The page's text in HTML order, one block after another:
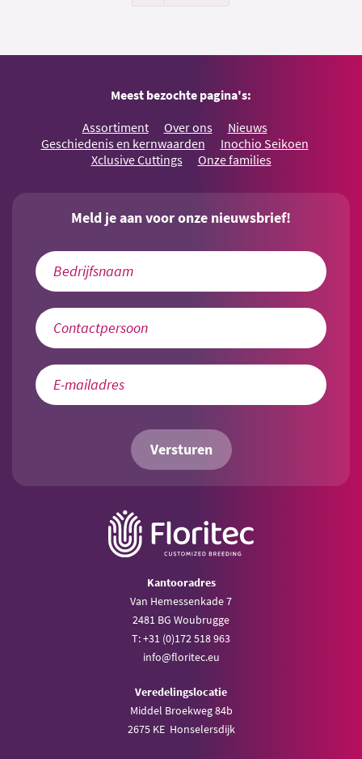
Meest bezochte pagina's:
Assortiment Over ons
Nieuws
Geschiedenis en kernwaarden
Inochio Seikoen
Xclusive Cuttings
Onze families
Meld je aan voor onze nieuwsbrief!
Versturen
Kantooradres
Van Hemessenkade 7
2481 BG Woubrugge
T: +31 (0)172 518 963
info@floritec.eu
Veredelingslocatie
Middel Broekweg 84b
2675 KE Honselersdijk